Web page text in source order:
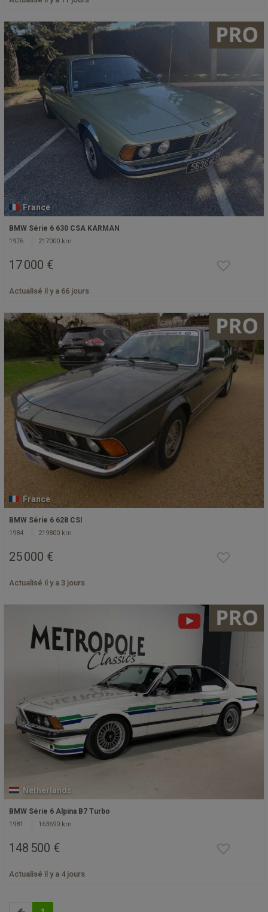
France
BMW Série 6 630 CSA KARMAN
1976 217000 km
17 000 €
Actualisé il y a 66 jours
France
BMW Série 6 628 CSI
1984 219800 km
25 000 €
Actualisé il y a 3 jours
Netherlands
BMW Série 6 Alpina B7 Turbo
1981 163690 km
148 500 €
Actualisé il y a 4 jours